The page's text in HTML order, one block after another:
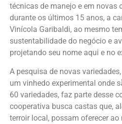
técnicas de manejo e em novas
durante os últimos 15 anos, a
Vinícola Garibaldi, ao mesmo
sustentabilidade do negócio e
projetando seu nome aqui e no
A pesquisa de novas
um vinhedo experimental onde
60 variedades, faz parte desse
cooperativa busca castas que,
terroir local, possam oferecer